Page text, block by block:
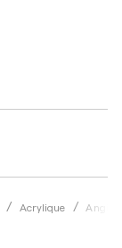
Acrylique Angie